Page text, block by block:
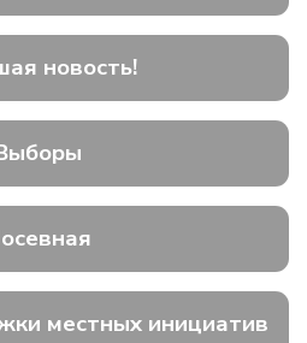
новость!
местных инициатив